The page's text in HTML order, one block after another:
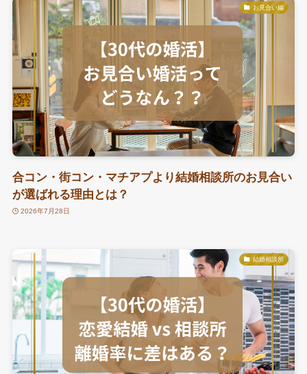
お見合い編
合コン・街コン・マチアプより結婚相談所のお見合い
が選ばれる理由とは？
2026年7月28日
結婚相談所